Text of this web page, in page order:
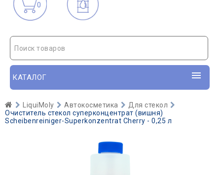
0
Поиск товаров
КАТАЛОГ
LiquiMoly Автокосметика
Для стекол
Очиститель стекол суперконцентрат (вишня)
Scheibenreiniger-Superkonzentrat Cherry - 0,25 л